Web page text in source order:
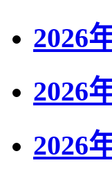
2026
2026
2026